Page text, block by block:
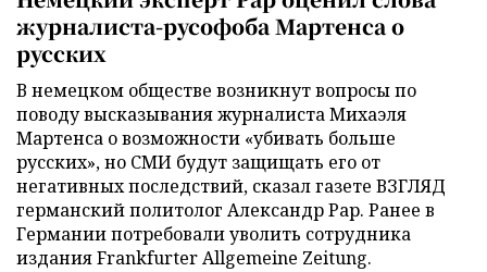
журналиста-русофоба Мартенса о
русских
В немецком обществе возникнут вопросы по
поводу высказывания журналиста Михаэля
Мартенса о возможности «убивать больше
русских», но СМИ будут защищать его от
негативных последствий, сказал газете ВЗГЛЯД
германский политолог Александр Рар. Ранее в
Германии потребовали уволить сотрудника
издания Frankfurter Allgemeine Zeitung.